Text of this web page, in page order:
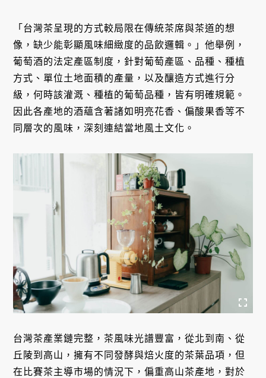
「台灣茶呈現的方式較局限在傳統茶席與茶道的想
像，缺少能彰顯風味細緻度的品飲邏輯。」他舉例，
葡萄酒的法定產區制度，針對葡萄產區、品種、種植
方式、單位土地面積的產量，以及釀造方式進行分
級，何時該灌溉、種植的葡萄品種，皆有明確規範。
因此各產地的酒蘊含著諸如明亮花香、偏酸果香等不
同層次的風味，深刻連結當地風土文化。
台灣茶產業鏈完整，茶風味光譜豐富，從北到南、從
丘陵到高山，擁有不同發酵與焙火度的茶葉品項，但
在比賽茶主導市場的情況下，偏重高山茶產地，對於